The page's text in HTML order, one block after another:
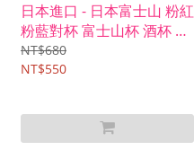
日本進口 - 日本富士山 粉紅
粉藍對杯 富士山杯 酒杯 木
盒裝 148999
NT$680
NT$550